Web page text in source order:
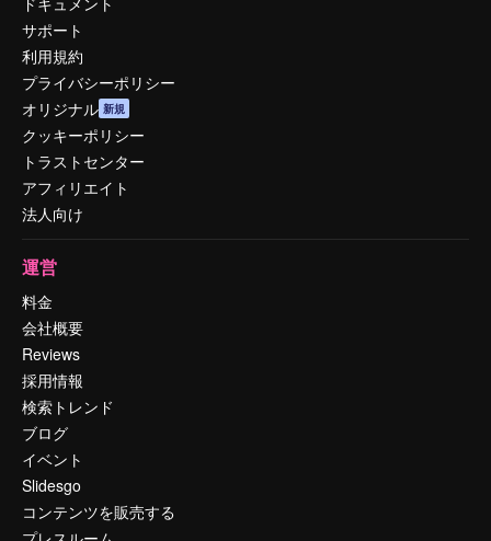
サポート
利用規約
プライバシーポリシー
オリジナル 新規
クッキーポリシー
トラストセンター
アフィリエイト
法人向け
運営
料金
会社概要
Reviews
採用情報
検索トレンド
ブログ
イベント
Slidesgo
コンテンツを販売する